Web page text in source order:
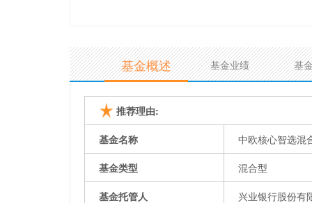
基金概述 基金业绩 基
推荐理由:
基金名称 中欧核心智选混
基金类型 混合型
基金托管人 兴业银行股份有